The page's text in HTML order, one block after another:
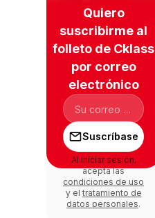
Quiero
suscribirme al
folleto de Cklass
por correo
electrónico
Suscríbase
Al iniciar sesión,
acepta las
condiciones de uso
y el tratamiento de
datos personales.